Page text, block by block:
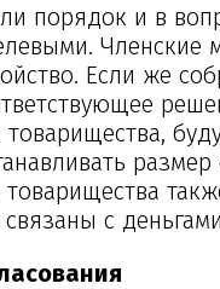
порядок и в
Членские
Если же
с